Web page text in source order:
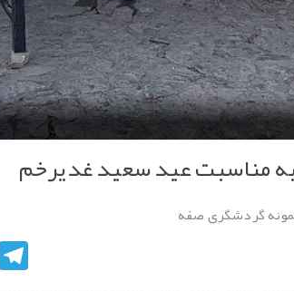
مناسبت عید سعید غدیرخم
گردشگری صفه